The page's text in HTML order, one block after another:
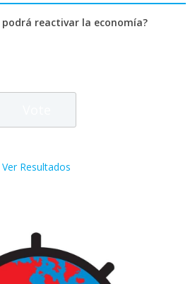
podrá reactivar la economía?
Ver Resultados